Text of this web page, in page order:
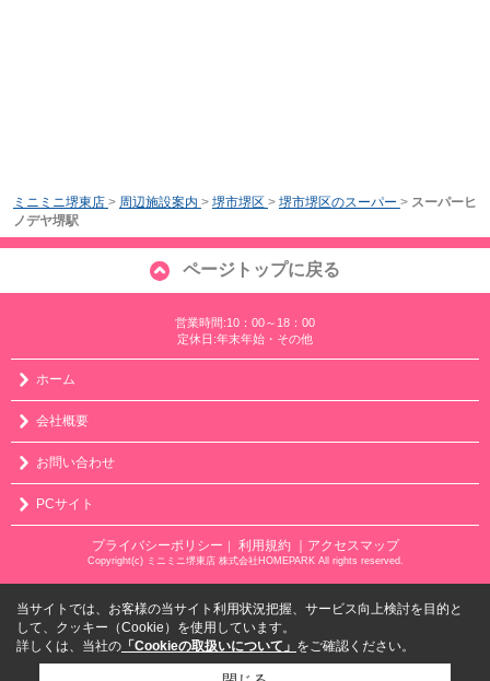
ミニミニ堺東店 > 周辺施設案内 > 堺市堺区 > 堺市堺区のスーパー > スーパーヒ
ノデヤ堺駅
ページトップに戻る
営業時間:10：00～18：00
定休日:年末年始・その他
ホーム
会社概要
お問い合わせ
PCサイト
プライバシーポリシー ｜ 利用規約 ｜アクセスマップ
Copyright(c) ミニミニ堺東店 株式会社HOMEPARK All rights reserved.
当サイトでは、お客様の当サイト利用状況把握、サービス向上検討を目的と
して、クッキー（Cookie）を使用しています。
詳しくは、当社の 「Cookieの取扱いについて」 をご確認ください。